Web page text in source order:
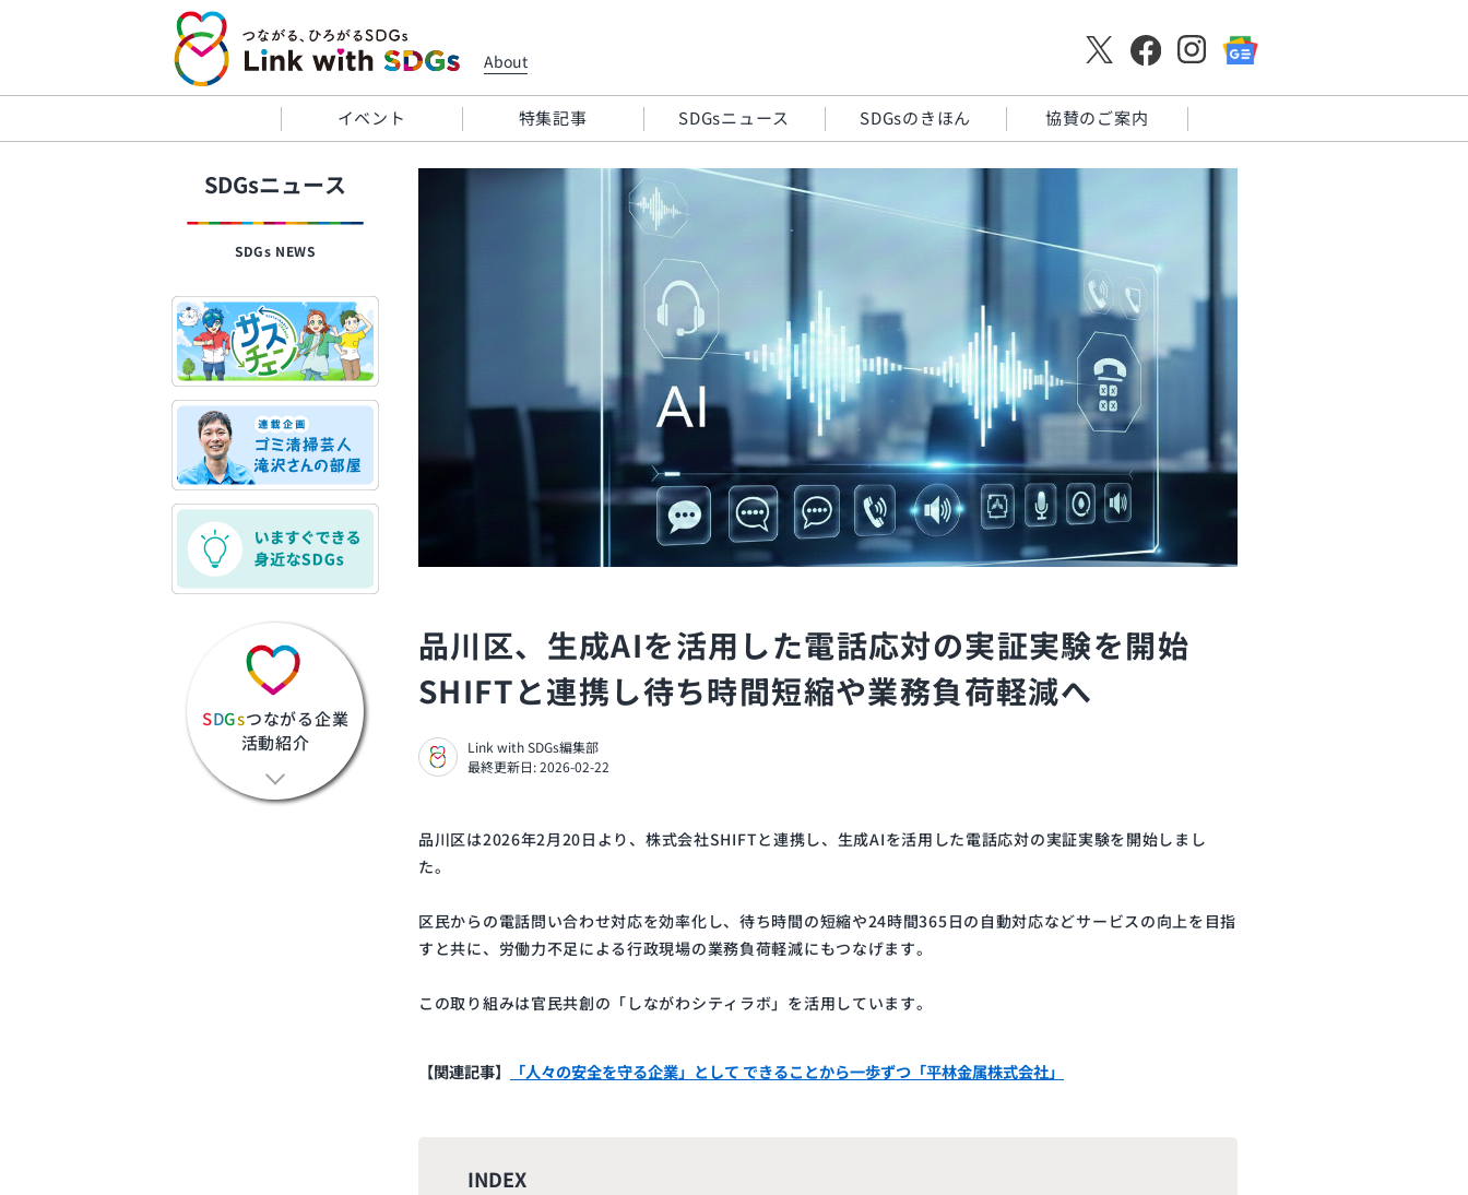
About
イベント 特集記事 SDGsニュース SDGsのきほん 協賛のご案内
SDGsニュース
SDGs NEWS
SDGsつながる企業
活動紹介
品川区、生成AIを活用した電話応対の実証実験を開始
SHIFTと連携し待ち時間短縮や業務負荷軽減へ
Link with SDGs編集部
最終更新日: 2026-02-22
品川区は2026年2月20日より、株式会社SHIFTと連携し、生成AIを活用した電話応対の実証実験を開始しまし
た。
区民からの電話問い合わせ対応を効率化し、待ち時間の短縮や24時間365日の自動対応などサービスの向上を目指
すと共に、労働力不足による行政現場の業務負荷軽減にもつなげます。
この取り組みは官民共創の「しながわシティラボ」を活用しています。
【関連記事】 「人々の安全を守る企業」として できることから一歩ずつ「平林金属株式会社」
INDEX